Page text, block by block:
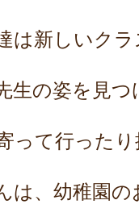
は新しいクラ
生の姿を見
って行った
は、幼稚園の